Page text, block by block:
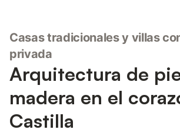
Casas tradicionales y villas
privada
Arquitectura de
madera en el
Castilla